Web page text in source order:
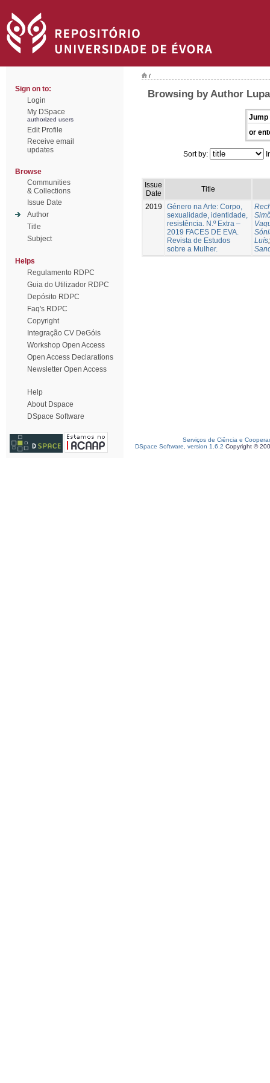
Sign on to:
Login
My DSpace
authorized users
Edit Profile
Receive email
updates
Browse
Communities
& Collections
Issue Date
Author
Title
Subject
Helps
Regulamento RDPC
Guia do Utilizador RDPC
Depósito RDPC
Faq's RDPC
Copyright
Integração CV DeGóis
Workshop Open Access
Open Access Declarations
Newsletter Open Access
Help
About Dspace
DSpace Software
/
Browsing by Author
Jump
or
Sort by:
Issue
Date
Title
2019
Género na Arte: Corpo,
sexualidade, identidade,
resistência. N.º Extra –
2019 FACES DE EVA.
Revista de Estudos
sobre a Mulher.
Luís
Serviços de Ciência e
DSpace Software, version 1.6.2 Copyright ©